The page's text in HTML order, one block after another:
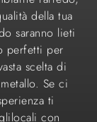
della tua
saranno lieti
perfetti per
scelta di
Se ci
ti
con